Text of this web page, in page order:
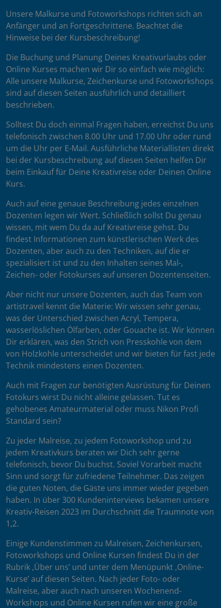
Unsere Malkurse und Fotoworkshops richten sich an
Anfänger und an Fortgeschrittene. Beachtet die
Hinweise bei der Kursbeschreibung!
Die Buchung und Planung Deines Kreativurlaubs oder
Online Kurses machen wir Dir so einfach wie möglich:
Alle unsere Malkurse, Zeichenkurse und Fotoworkshops
sind auf diesen Seiten ausführlich und detailliert
beschrieben.
Solltest Du doch einmal Fragen haben, erreichst Du uns
telefonisch zwischen 8.00 Uhr und 17.00 Uhr oder rund
um die Uhr per E-Mail. Ausführliche Materiallisten direkt
bei der Kursbeschreibung auf diesen Seiten helfen Dir
beim Einkauf für Deine Kreativreise oder Deinen Online
Kurs.
Auch auf eine genaue Beschreibung jedes einzelnen
Dozenten legen wir Wert. Schließlich sollst Du genau
wissen, mit wem Du da auf Kreativreise gehst. Du
findest Informationen zum künstlerischen Werk des
Dozenten, aber auch zu den Techniken, auf die er
spezialisiert ist und zu den Inhalten seines Mal-,
Zeichen- oder Fotokurses auf unseren Dozentenseiten.
Aber nicht nur unsere Dozenten, auch das Team von
artistravel kennt die Materie: Wir wissen sehr genau,
was der Unterschied zwischen Acryl, Tempera,
wasserlöslichen Ölfarben, oder Gouache ist. Wir können
Dir erklären, was den Strich von Presskohle von dem
von Holzkohle unterscheidet und wir bieten für fast jede
Technik mindestens einen Dozenten.
Auch mit Fragen zur benötigten Ausrüstung für Deinen
Fotokurs wirst Du nicht alleine gelassen. Tut es
gehobenes Amateurmaterial oder muss Nikon Profi
Standard sein?
Zu jeder Malreise, zu jedem Fotoworkshop und zu
jedem Kreativkurs beraten wir Dich sehr gerne
telefonisch, bevor Du buchst. Soviel Vorarbeit macht
Sinn und sorgt für zufriedene Teilnehmer. Das zeigen
die guten Noten, die Gäste uns immer wieder gegeben
haben. In über 300 Kundeninterviews bekamen unsere
Kreativ-Reisen 2023 im Durchschnitt die Traumnote von
1,2.
Einige Kundenstimmen zu Malreisen, Zeichenkursen,
Fotoworkshops und Online Kursen findest Du in der
Rubrik ‚Über uns’ und unter dem Menüpunkt ‚Online-
Kurse’ auf diesen Seiten. Nach jeder Foto- oder
Malreise, aber auch nach unseren Wochenend-
Workshops und Online Kursen rufen wir eine große